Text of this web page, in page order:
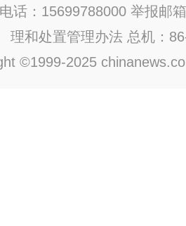
话：15699788000 举报邮
理和处置管理办法 总机：
©1999-2025